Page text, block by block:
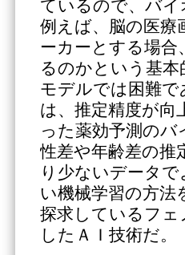
ているので、バ
例えば、脳の医療
ーカーとする場合
るのかという基
モデルでは困難
は、推定精度が向
った薬効予測の
性差や年齢差の推
り少ないデータ
い機械学習の方
探求しているフェ
したＡＩ技術だ。